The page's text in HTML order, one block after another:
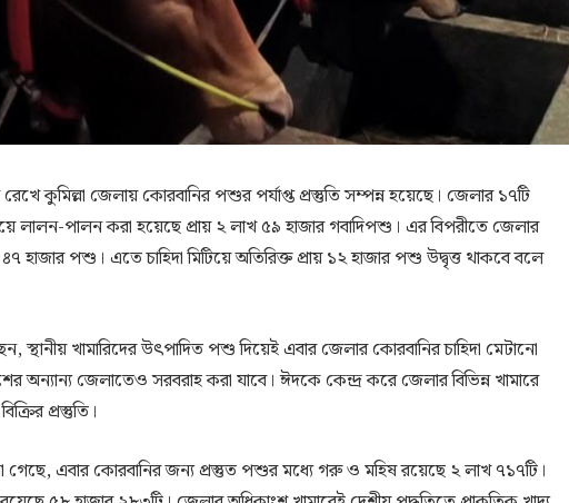
কুমিল্লা জেলায় কোরবানির পশুর পর্যাপ্ত প্রস্তুতি সম্পন্ন হয়েছে। জেলার ১৭টি
লালন-পালন করা হয়েছে প্রায় ২ লাখ ৫৯ হাজার গবাদিপশু। এর বিপরীতে জেলার
৪৭ হাজার পশু। এতে চাহিদা মিটিয়ে অতিরিক্ত প্রায় ১২ হাজার পশু উদ্বৃত্ত থাকবে বলে
স্থানীয় খামারিদের উৎপাদিত পশু দিয়েই এবার জেলার কোরবানির চাহিদা মেটানো
অন্যান্য জেলাতেও সরবরাহ করা যাবে। ঈদকে কেন্দ্র করে জেলার বিভিন্ন খামারে
প্রস্তুতি।
গেছে, এবার কোরবানির জন্য প্রস্তুত পশুর মধ্যে গরু ও মহিষ রয়েছে ২ লাখ ৭১৭টি।